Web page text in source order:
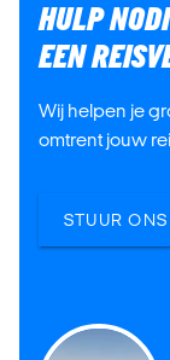
HULP
EEN
Wij helpen je
omtrent jouw
STUUR